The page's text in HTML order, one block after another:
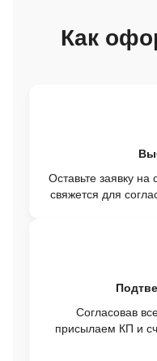
Как
Оставьте заявку
свяжется для
Согласовав
присылаем КП и